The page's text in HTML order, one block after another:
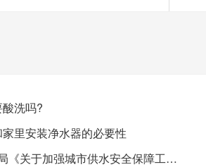
洗吗?
里安装净水器的必要性
住建部 发改委 疾控局《关于加强城市供水安全保障工作的通知》